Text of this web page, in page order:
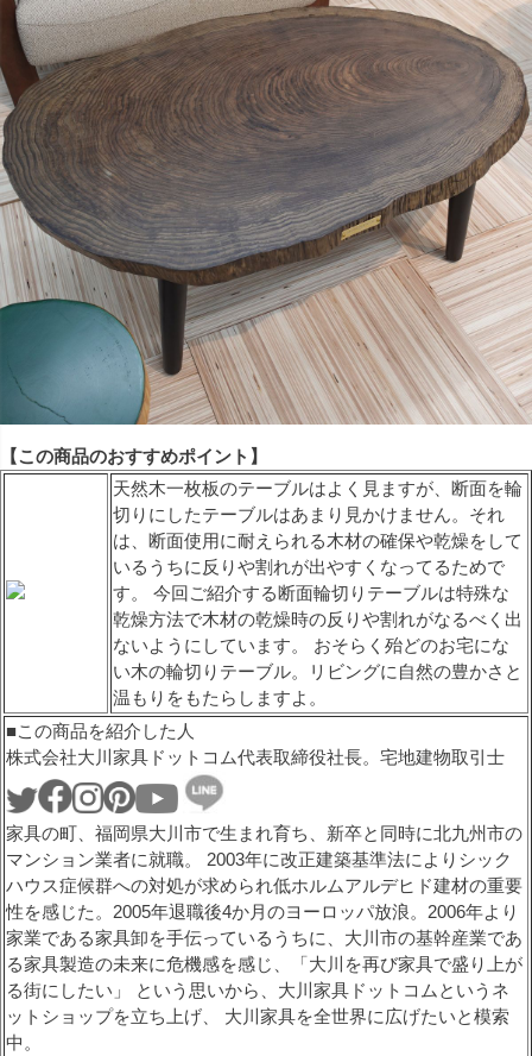
【この商品のおすすめポイント】
天然木一枚板のテーブルはよく見ますが、断面を輪
切りにしたテーブルはあまり見かけません。それ
は、断面使用に耐えられる木材の確保や乾燥をして
いるうちに反りや割れが出やすくなってるためで
す。 今回ご紹介する断面輪切りテーブルは特殊な
乾燥方法で木材の乾燥時の反りや割れがなるべく出
ないようにしています。 おそらく殆どのお宅にな
い木の輪切りテーブル。リビングに自然の豊かさと
温もりをもたらしますよ。
■この商品を紹介した人
株式会社大川家具ドットコム代表取締役社長。宅地建物取引士
家具の町、福岡県大川市で生まれ育ち、新卒と同時に北九州市の
マンション業者に就職。 2003年に改正建築基準法によりシック
ハウス症候群への対処が求められ低ホルムアルデヒド建材の重要
性を感じた。2005年退職後4か月のヨーロッパ放浪。2006年より
家業である家具卸を手伝っているうちに、大川市の基幹産業であ
る家具製造の未来に危機感を感じ、「大川を再び家具で盛り上が
る街にしたい」 という思いから、大川家具ドットコムというネ
ットショップを立ち上げ、 大川家具を全世界に広げたいと模索
中。